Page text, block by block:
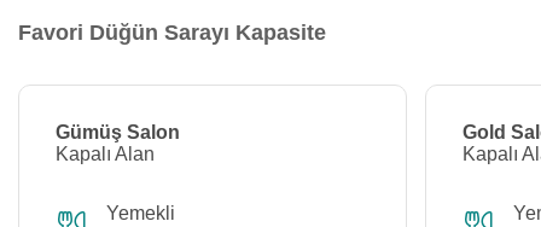
Favori Düğün Sarayı Kapasite
Gümüş Salon
Kapalı Alan
Yemekli
Gold
Kapalı